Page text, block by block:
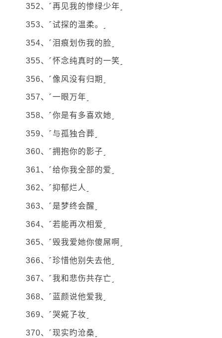
352、˹再见我的惨绿少年˼
353、˹试探的温柔。˼
354、˹泪痕划伤我的脸˼
355、˹怀念纯真时的一笑˼
356、˹像风没有归期˼
357、˹一眼万年˼
358、˹你是有多喜欢她˼
359、˹与孤独合葬˼
360、˹拥抱你的影子˼
361、˹给你我全部的爱˼
362、˹抑郁烂人˼
363、˹是梦终会醒˼
364、˹若能再次相爱˼
365、˹毁我爱她你傻屌啊˼
366、˹珍惜他别失去他˼
367、˹我和悲伤共存亡˼
368、˹蓝颜说他爱我˼
369、˹哭婲孒妆˼
370、˹现实旳沧桑˼